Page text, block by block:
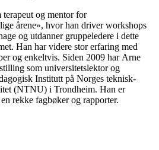
og mentor for
årene», hvor han driver workshops
og utdanner gruppeledere i dette
Han har videre stor erfaring med
og enkeltvis. Siden 2009 har Arne
som universitetslektor og
Institutt på Norges teknisk-
(NTNU) i Trondheim. Han er
rekke fagbøker og rapporter.